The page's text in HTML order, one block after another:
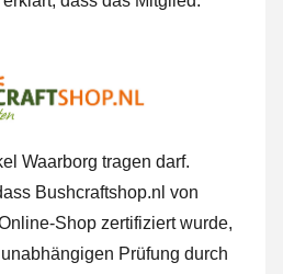
Waarborg tragen darf.
Bushcraftshop.nl von
Shop zertifiziert wurde,
Prüfung durch